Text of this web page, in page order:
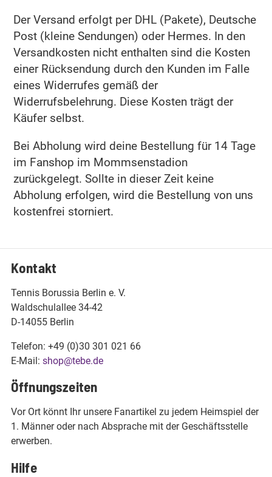
Der Versand erfolgt per DHL (Pakete), Deutsche
Post (kleine Sendungen) oder Hermes. In den
Versandkosten nicht enthalten sind die Kosten
einer Rücksendung durch den Kunden im Falle
eines Widerrufes gemäß der
Widerrufsbelehrung. Diese Kosten trägt der
Käufer selbst.
Bei Abholung wird deine Bestellung für 14 Tage
im Fanshop im Mommsenstadion
zurückgelegt. Sollte in dieser Zeit keine
Abholung erfolgen, wird die Bestellung von uns
kostenfrei storniert.
Kontakt
Tennis Borussia Berlin e. V.
Waldschulallee 34-42
D-14055 Berlin
Telefon: +49 (0)30 301 021 66
E-Mail: shop@tebe.de
Öffnungszeiten
Vor Ort könnt Ihr unsere Fanartikel zu jedem Heimspiel der
1. Männer oder nach Absprache mit der Geschäftsstelle
erwerben.
Hilfe